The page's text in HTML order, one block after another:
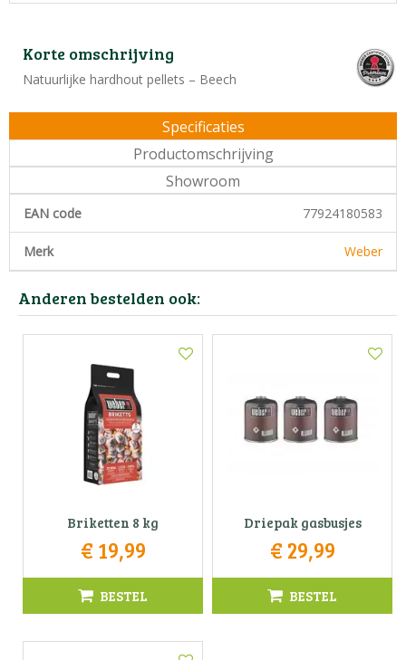
Korte omschrijving
Natuurlijke hardhout pellets – Beech
Specificaties
Productomschrijving
Showroom
EAN code 77924180583
Merk Weber
Anderen bestelden ook:
Briketten 8 kg
€ 19,99
BESTEL
Driepak gasbusjes
€ 29,99
BESTEL